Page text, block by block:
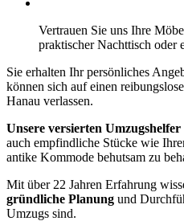
Vertrauen Sie uns Ihre
praktischer Nachttisch oder
Sie erhalten Ihr persönliches
können sich auf einen
Hanau verlassen.
Unsere versierten Umzugshelfer
auch empfindliche Stücke wie
antike Kommode behutsam zu
Mit über 22 Jahren Erfahrung
gründliche Planung und
Umzugs sind.